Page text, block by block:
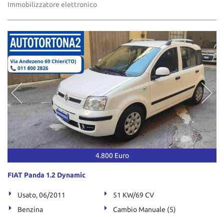
Immobilizzatore elettronico
4.800 Euro
FIAT Panda 1.2 Dynamic
Usato, 06/2011
51 KW/69 CV
Benzina
Cambio Manuale (5)